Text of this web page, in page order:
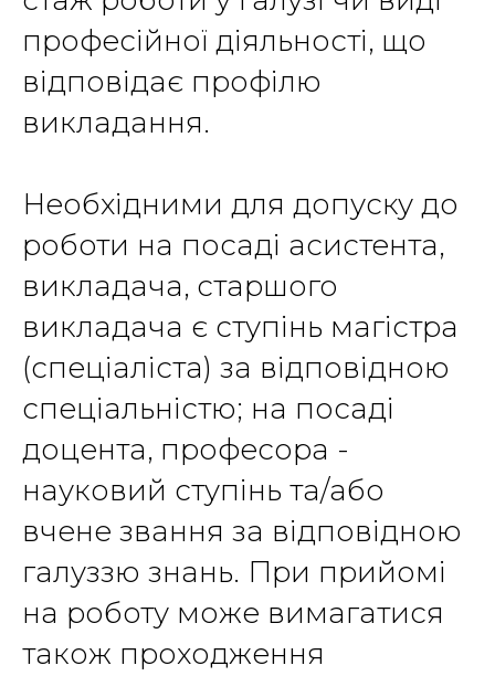
професійної діяльності, що
відповідає профілю
викладання.
Необхідними для допуску до
роботи на посаді асистента,
викладача, старшого
викладача є ступінь магістра
(спеціаліста) за відповідною
спеціальністю; на посаді
доцента, професора -
науковий ступінь та/або
вчене звання за відповідною
галуззю знань. При прийомі
на роботу може вимагатися
також проходження